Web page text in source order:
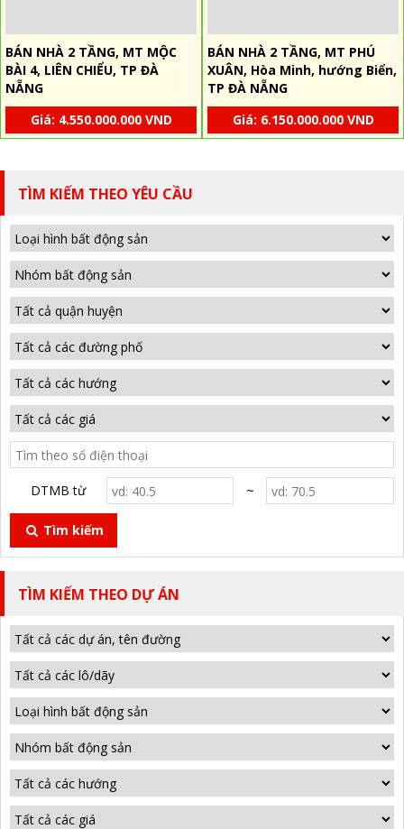
BÁN NHÀ 2 TẦNG, MT MỘC
BÀI 4, LIÊN CHIỂU, TP ĐÀ
NẴNG
Giá: 4.550.000.000 VND
BÁN NHÀ 2 TẦNG, MT PHÚ
XUÂN, Hòa Minh, hướng Biển,
TP ĐÀ NẴNG
Giá: 6.150.000.000 VND
TÌM KIẾM THEO YÊU CẦU
DTMB từ ~
Tìm kiếm
TÌM KIẾM THEO DỰ ÁN